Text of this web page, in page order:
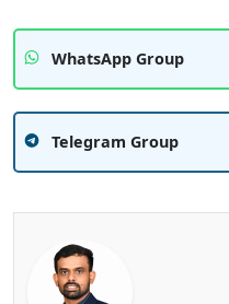
WhatsApp Group
Telegram Group